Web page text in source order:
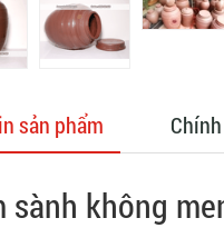
sản phẩm
sành không